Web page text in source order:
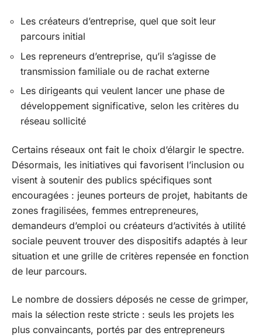
Les créateurs d’entreprise, quel que soit leur
parcours initial
Les repreneurs d’entreprise, qu’il s’agisse de
transmission familiale ou de rachat externe
Les dirigeants qui veulent lancer une phase de
développement significative, selon les critères du
réseau sollicité
Certains réseaux ont fait le choix d’élargir le spectre.
Désormais, les initiatives qui favorisent l’inclusion ou
visent à soutenir des publics spécifiques sont
encouragées : jeunes porteurs de projet, habitants de
zones fragilisées, femmes entrepreneures,
demandeurs d’emploi ou créateurs d’activités à utilité
sociale peuvent trouver des dispositifs adaptés à leur
situation et une grille de critères repensée en fonction
de leur parcours.
Le nombre de dossiers déposés ne cesse de grimper,
mais la sélection reste stricte : seuls les projets les
plus convaincants, portés par des entrepreneurs